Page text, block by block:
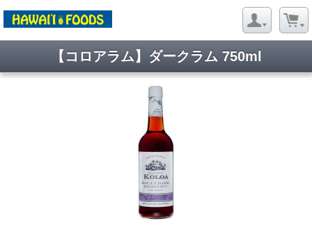
【コロアラム】ダークラム 750ml